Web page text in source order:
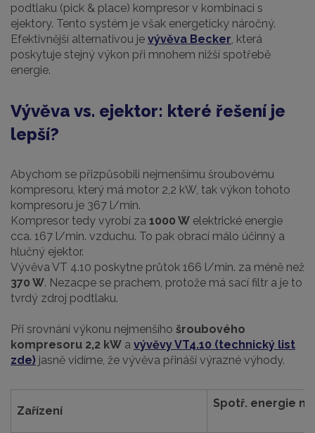
podtlaku (pick & place) kompresor v kombinaci s
ejektory. Tento systém je však energeticky náročný.
Efektivnější alternativou je vývěva Becker , která
poskytuje stejný výkon při mnohem nižší spotřebě
energie.
Vývěva vs. ejektor: které řešení je
lepší?
Abychom se přizpůsobili nejmenšímu šroubovému
kompresoru, který má motor 2,2 kW, tak výkon tohoto
kompresoru je 367 l/min.
Kompresor tedy vyrobí za 1000 W elektrické energie
cca. 167 l/min. vzduchu. To pak obrací málo účinný a
hlučný ejektor.
Vývěva VT 4.10 poskytne průtok 166 l/min. za méně než
370 W. Nezacpe se prachem, protože má sací filtr a je to
tvrdý zdroj podtlaku.
Při srovnání výkonu nejmenšího šroubového
kompresoru 2,2 kW a vývěvy VT4.10 (technický list
zde) jasně vidíme, že vývěva přináší výrazné výhody.
Zařízení
Spotř. energie